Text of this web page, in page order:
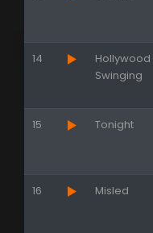
14
Hollywood
Swinging
15 Tonight
16 Misled